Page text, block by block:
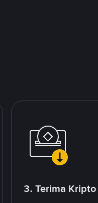
3. Terima Kripto